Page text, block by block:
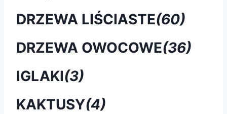
DRZEWA LIŚCIASTE(60)
DRZEWA OWOCOWE(36)
IGLAKI(3)
KAKTUSY(4)